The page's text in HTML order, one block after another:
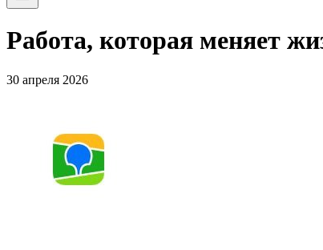
Работа, которая меняет
30 апреля 2026